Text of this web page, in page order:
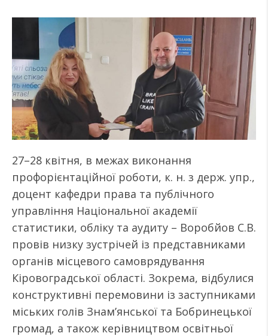
27–28 квітня, в межах виконання
профорієнтаційної роботи, к. н. з держ. упр.,
доцент кафедри права та публічного
управління Національної академії
статистики, обліку та аудиту – Воробйов С.В.
провів низку зустрічей із представниками
органів місцевого самоврядування
Кіровоградської області. Зокрема, відбулися
конструктивні перемовини із заступниками
міських голів Знам’янської та Бобринецької
громад, а також керівництвом освітньої